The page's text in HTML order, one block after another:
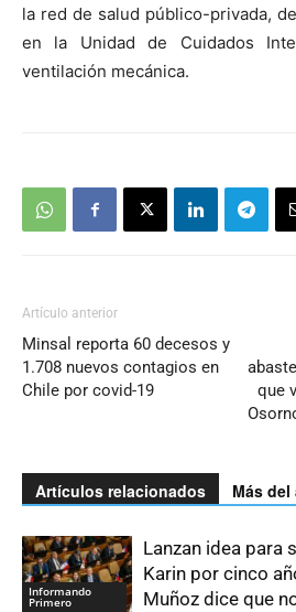
la red de salud público-privada,
en la Unidad de Cuidados
ventilación mecánica.
Artículo anterior
Minsal reporta 60 decesos y
1.708 nuevos contagios en
Chile por covid-19
que
Artículos relacionados Más
Informando
Primero
Lanzan idea para
Karin por cinco
Muñoz dice que